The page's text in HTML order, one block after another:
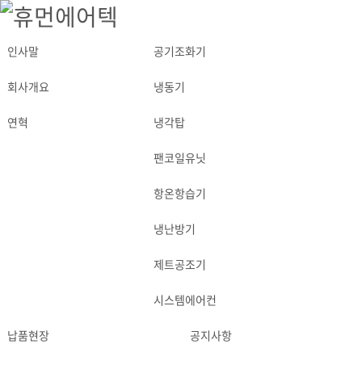
인사말
회사개요
연혁
공기조화기
냉동기
냉각탑
팬코일유닛
항온항습기
냉난방기
제트공조기
시스템에어컨
납품현장 공지사항